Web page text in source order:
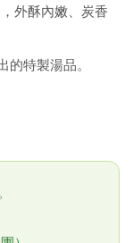
外酥內嫩、炭香
的特製湯品。